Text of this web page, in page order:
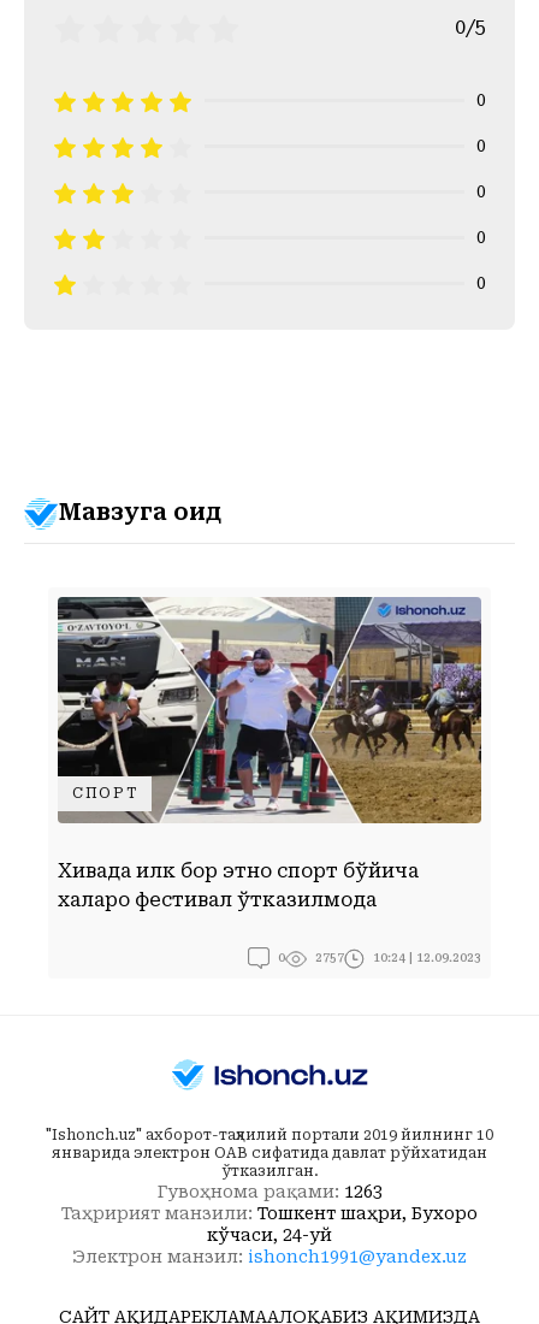
0/5
0
0
0
0
0
Мавзуга оид
СПОРТ
Хивада илк бор этно спорт бўйича
халқаро фестивал ўтказилмоқда
0 2757 10:24 | 12.09.2023
"Ishonch.uz" ахборот-таҳлилий портали 2019 йилнинг 10
январида электрон ОАВ сифатида давлат рўйхатидан
ўтказилган.
Гувоҳнома рақами: 1263
Таҳририят манзили: Тошкент шаҳри, Бухоро
кўчаси, 24-уй
Электрон манзил: ishonch1991@yandex.uz
САЙТ ҲАҚИДАРЕКЛАМААЛОҚАБИЗ ҲАҚИМИЗДА